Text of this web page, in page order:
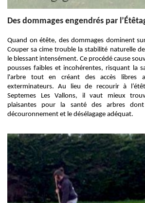
Des dommages engendrés par
Quand on étête, des dommages dominent
Couper sa cime trouble la stabilité naturelle
le blessant intensément. Ce procédé cause
pousses faibles et incohérentes, risquant la
l'arbre tout en créant des accès libres
exterminateurs. Au lieu de recourir à
Septemes Les Vallons, il vaut mieux
plaisantes pour la santé des arbres
découronnement et le désélagage adéquat.